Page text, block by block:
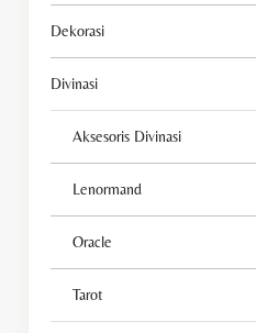
Dekorasi
Divinasi
Aksesoris Divinasi
Lenormand
Oracle
Tarot